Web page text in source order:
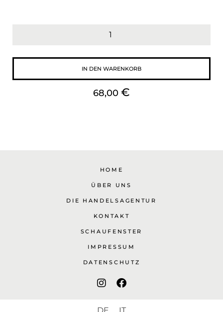
IN DEN WARENKORB
68,00 €
HOME
ÜBER UNS
DIE HANDELSAGENTUR
KONTAKT
SCHAUFENSTER
IMPRESSUM
DATENSCHUTZ